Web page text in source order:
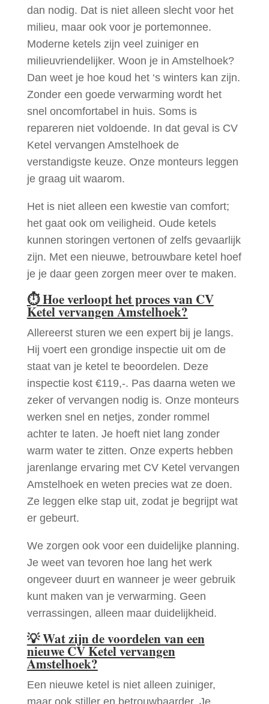
dan nodig. Dat is niet alleen slecht voor het
milieu, maar ook voor je portemonnee.
Moderne ketels zijn veel zuiniger en
milieuvriendelijker. Woon je in Amstelhoek?
Dan weet je hoe koud het ‘s winters kan zijn.
Zonder een goede verwarming wordt het
snel oncomfortabel in huis. Soms is
repareren niet voldoende. In dat geval is CV
Ketel vervangen Amstelhoek de
verstandigste keuze. Onze monteurs leggen
je graag uit waarom.
Het is niet alleen een kwestie van comfort;
het gaat ook om veiligheid. Oude ketels
kunnen storingen vertonen of zelfs gevaarlijk
zijn. Met een nieuwe, betrouwbare ketel hoef
je je daar geen zorgen meer over te maken.
⏱Hoe verloopt het proces van CV
Ketel vervangen Amstelhoek?
Allereerst sturen we een expert bij je langs.
Hij voert een grondige inspectie uit om de
staat van je ketel te beoordelen. Deze
inspectie kost €119,-. Pas daarna weten we
zeker of vervangen nodig is. Onze monteurs
werken snel en netjes, zonder rommel
achter te laten. Je hoeft niet lang zonder
warm water te zitten. Onze experts hebben
jarenlange ervaring met CV Ketel vervangen
Amstelhoek en weten precies wat ze doen.
Ze leggen elke stap uit, zodat je begrijpt wat
er gebeurt.
We zorgen ook voor een duidelijke planning.
Je weet van tevoren hoe lang het werk
ongeveer duurt en wanneer je weer gebruik
kunt maken van je verwarming. Geen
verrassingen, alleen maar duidelijkheid.
💡Wat zijn de voordelen van een
nieuwe CV Ketel vervangen
Amstelhoek?
Een nieuwe ketel is niet alleen zuiniger,
maar ook stiller en betrouwbaarder. Je